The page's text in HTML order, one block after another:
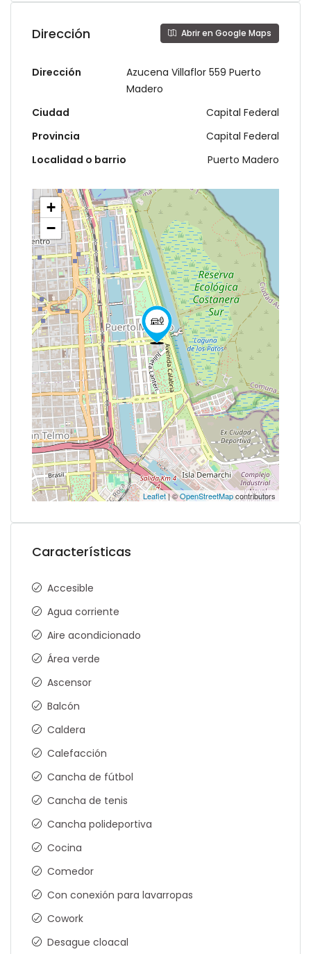
Dirección Abrir en Google Maps
Dirección
Azucena Villaflor 559 Puerto
Madero
Ciudad
Capital Federal
Provincia
Capital Federal
Localidad o barrio
Puerto Madero
+
−
Leaflet| ©OpenStreetMapcontributors
Características
Accesible
Agua corriente
Aire acondicionado
Área verde
Ascensor
Balcón
Caldera
Calefacción
Cancha de fútbol
Cancha de tenis
Cancha polideportiva
Cocina
Comedor
Con conexión para lavarropas
Cowork
Desague cloacal